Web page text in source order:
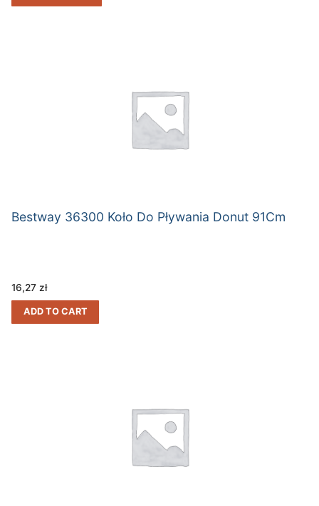
Bestway 36300 Koło Do Pływania Donut 91Cm
16,27 zł
ADD TO CART